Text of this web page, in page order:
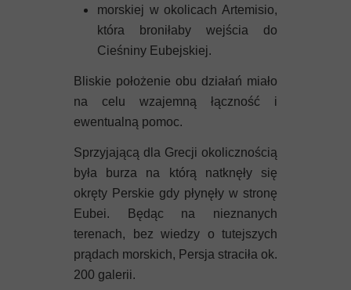
morskiej w okolicach Artemisio,
która broniłaby wejścia do
Cieśniny Eubejskiej.
Bliskie położenie obu działań miało
na celu wzajemną łączność i
ewentualną pomoc.
Sprzyjającą dla Grecji okolicznością
była burza na którą natknęły się
okręty Perskie gdy płynęły w stronę
Eubei. Będąc na nieznanych
terenach, bez wiedzy o tutejszych
prądach morskich, Persja straciła ok.
200 galerii.